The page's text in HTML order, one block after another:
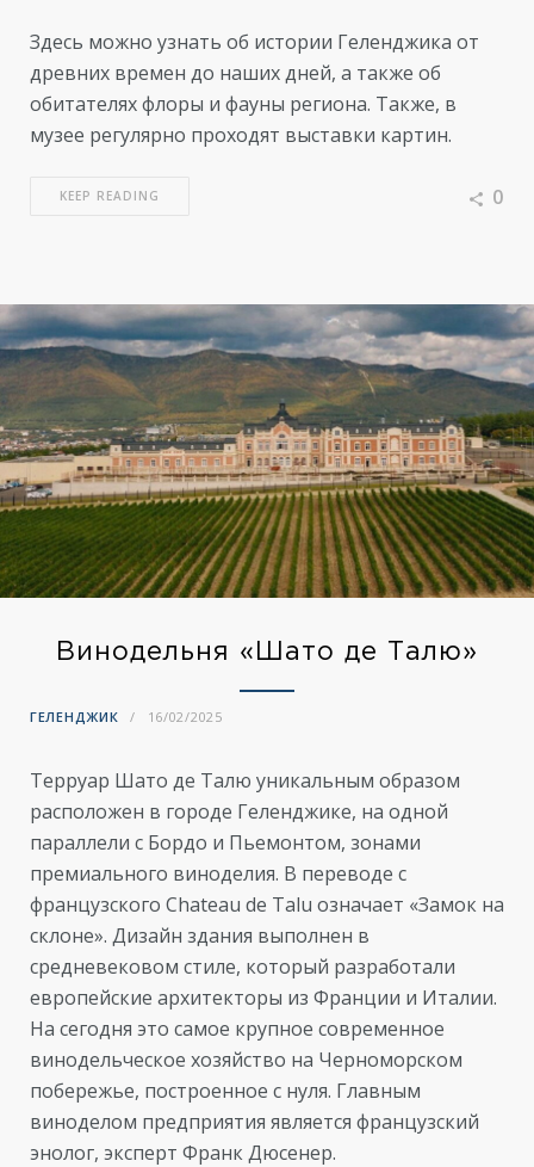
Здесь можно узнать об истории Геленджика от
древних времен до наших дней, а также об
обитателях флоры и фауны региона. Также, в
музее регулярно проходят выставки картин.
KEEP READING 0
Винодельня «Шато де Талю»
ГЕЛЕНДЖИК 16/02/2025
Терруар Шато де Талю уникальным образом
расположен в городе Геленджике, на одной
параллели с Бордо и Пьемонтом, зонами
премиального виноделия. В переводе с
французского Chateau de Talu означает «Замок на
склоне». Дизайн здания выполнен в
средневековом стиле, который разработали
европейские архитекторы из Франции и Италии.
На сегодня это самое крупное современное
винодельческое хозяйство на Черноморском
побережье, построенное с нуля. Главным
виноделом предприятия является французский
энолог, эксперт Франк Дюсенер.